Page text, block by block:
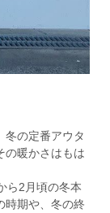
冬の定番アウタ
の暖かさはもは
ら2月頃の冬本
時期や、冬の終